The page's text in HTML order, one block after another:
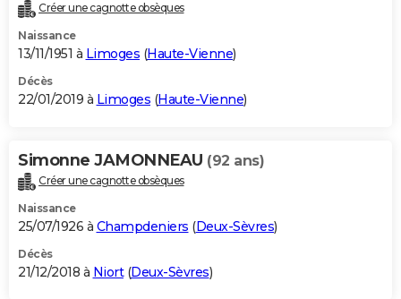
Créer une cagnotte obsèques
Naissance
13/11/1951 à Limoges (Haute-Vienne)
Décès
22/01/2019 à Limoges (Haute-Vienne)
Simonne JAMONNEAU (92 ans)
Créer une cagnotte obsèques
Naissance
25/07/1926 à Champdeniers (Deux-Sèvres)
Décès
21/12/2018 à Niort(Deux-Sèvres)